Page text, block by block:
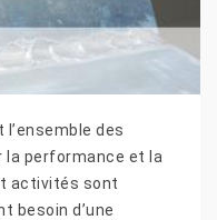
l’ensemble des
performance et la
activités sont
besoin d’une